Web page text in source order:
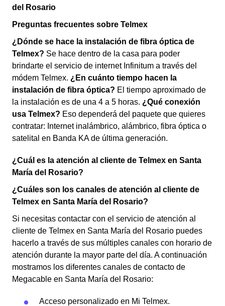
del Rosario
Preguntas frecuentes sobre Telmex
¿Dónde se hace la instalación de fibra óptica de
Telmex? Se hace dentro de la casa para poder
brindarte el servicio de internet Infinitum a través del
módem Telmex. ¿En cuánto tiempo hacen la
instalación de fibra óptica? El tiempo aproximado de
la instalación es de una 4 a 5 horas. ¿Qué conexión
usa Telmex? Eso dependerá del paquete que quieres
contratar: Internet inalámbrico, alámbrico, fibra óptica o
satelital en Banda KA de última generación.
¿Cuál es la atención al cliente de Telmex en Santa
María del Rosario?
¿Cuáles son los canales de atención al cliente de
Telmex en Santa María del Rosario?
Si necesitas contactar con el servicio de atención al
cliente de Telmex en Santa María del Rosario puedes
hacerlo a través de sus múltiples canales con horario de
atención durante la mayor parte del día. A continuación
mostramos los diferentes canales de contacto de
Megacable en Santa María del Rosario:
Acceso personalizado en Mi Telmex.